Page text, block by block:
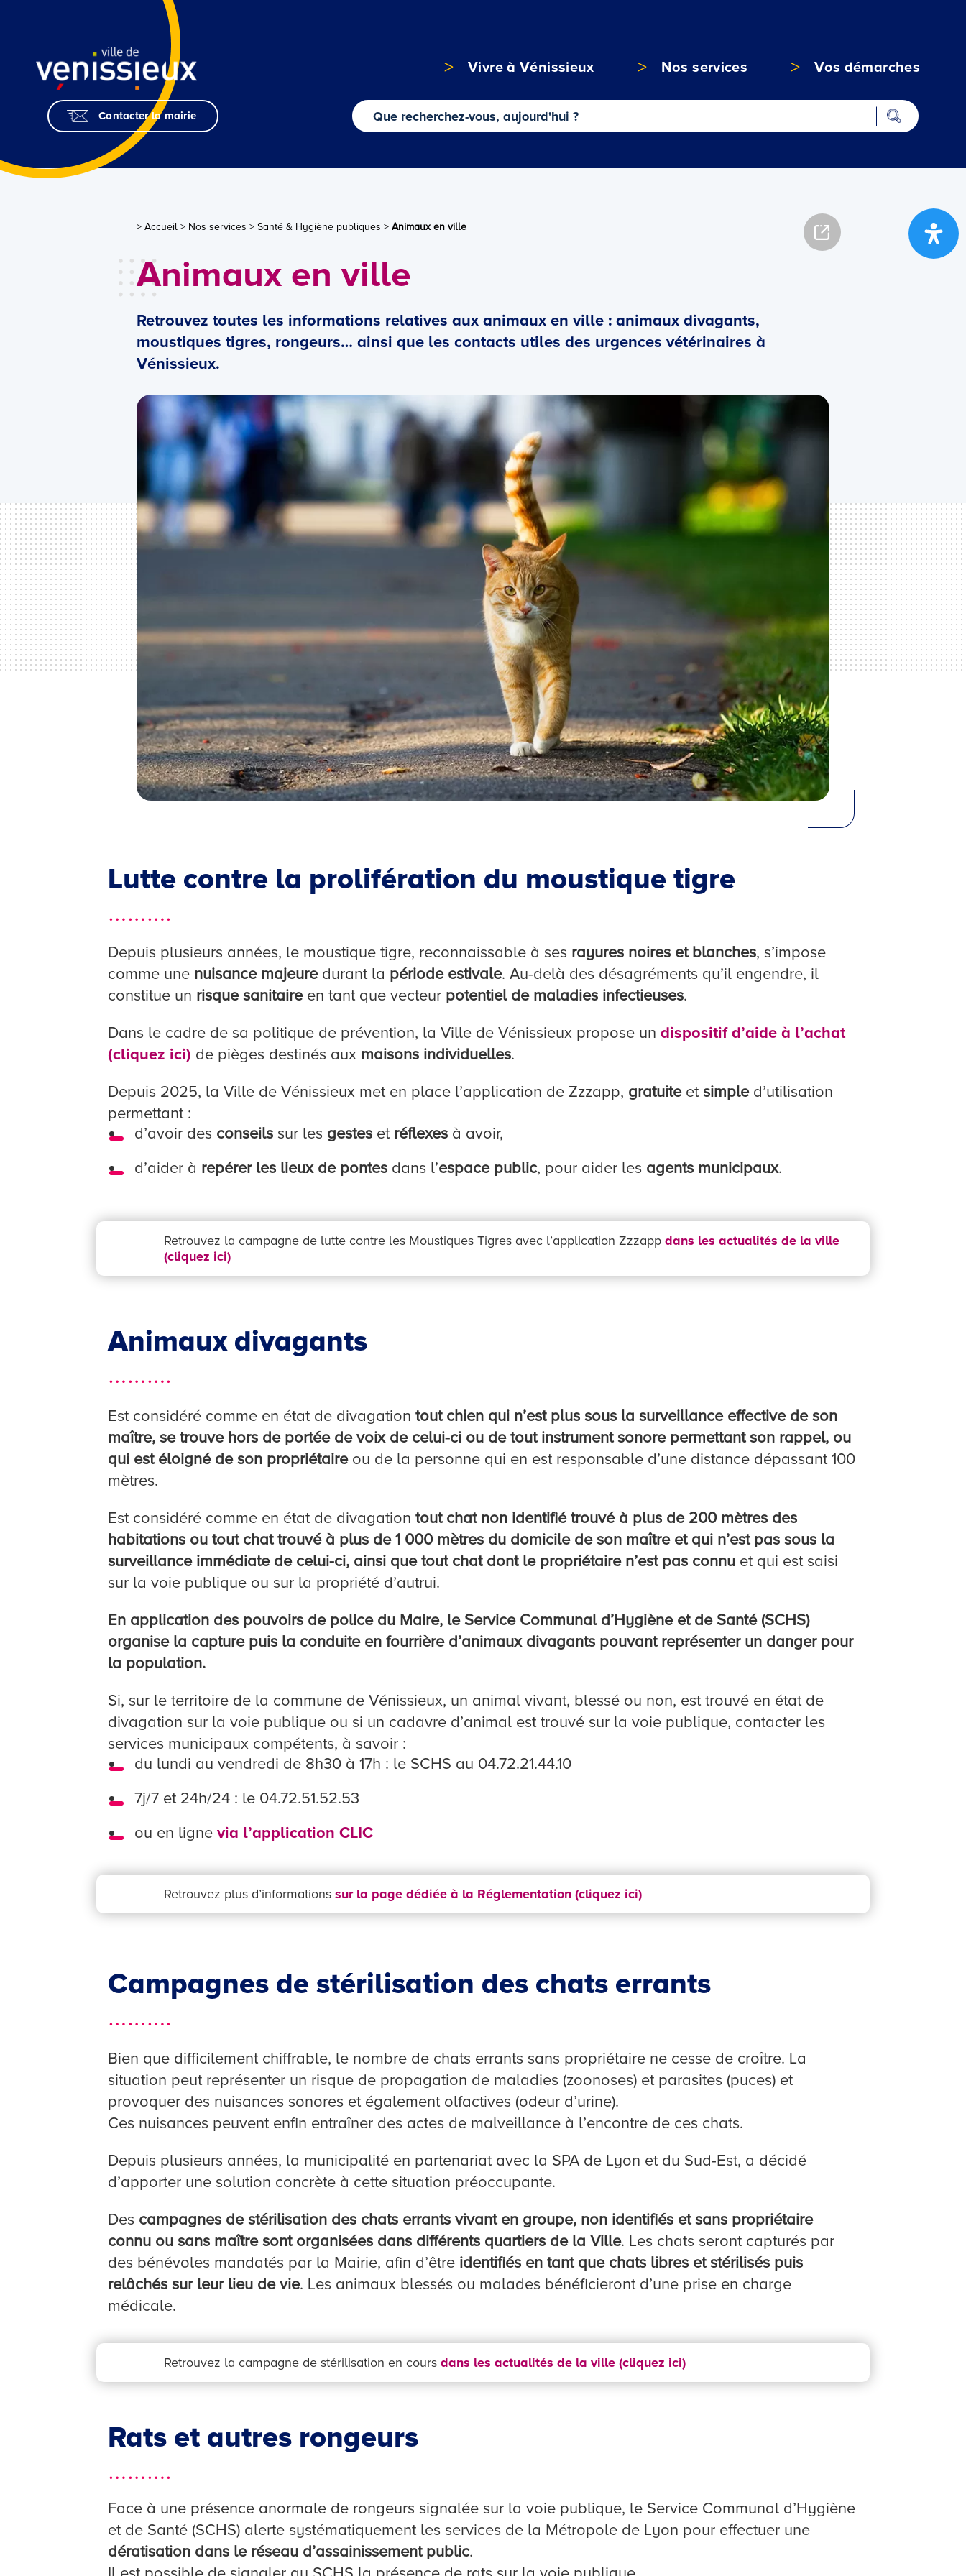
Vivre à Vénissieux Nos services Vos démarches
Contacter la mairie
> Accueil > Nos services >Santé & Hygiène publiques >Animaux en ville
Animaux en ville
Retrouvez toutes les informations relatives aux animaux en ville : animaux divagants,
moustiques tigres, rongeurs… ainsi que les contacts utiles des urgences vétérinaires à
Vénissieux.
Lutte contre la prolifération du moustique tigre
……….
Depuis plusieurs années, le moustique tigre, reconnaissable à ses rayures noires et blanches, s’impose
comme une nuisance majeuredurant la période estivale. Au-delà des désagréments qu’il engendre, il
constitue un risque sanitaireen tant que vecteur potentiel de maladies infectieuses.
Dans le cadre de sa politique de prévention, la Ville de Vénissieux propose undispositif d’aide à l’achat
(cliquez ici) de pièges destinés aux maisons individuelles.
Depuis 2025, la Ville de Vénissieux met en place l’application de Zzzapp, gratuiteetsimpled’utilisation
permettant :
d’avoir des conseils sur les gestes et réflexes à avoir,
d’aider à repérer les lieux de pontes dans l’espace public, pour aider les agents municipaux.
Retrouvez la campagne de lutte contre les Moustiques Tigres avec l’application Zzzappdans les actualités de la ville
(cliquez ici)
Animaux divagants
……….
Est considéré comme en état de divagationtout chien qui n’est plus sous la surveillance effective de son
maître, se trouve hors de portée de voix de celui-ci ou de tout instrument sonore permettant son rappel, ou
qui est éloigné de son propriétaireou de la personne qui en est responsable d’une distance dépassant 100
mètres.
Est considéré comme en état de divagationtout chat non identifié trouvé à plus de 200 mètres des
habitations ou tout chat trouvé à plus de 1 000 mètres du domicile de son maître et qui n’est pas sous la
surveillance immédiate de celui-ci, ainsi que tout chat dont le propriétaire n’est pas connu et qui est saisi
sur la voie publique ou sur la propriété d’autrui.
En application des pouvoirs de police du Maire, le Service Communal d’Hygiène et de Santé (SCHS)
organise la capture puis la conduite en fourrière d’animaux divagants pouvant représenter un danger pour
la population.
Si, sur le territoire de la commune de Vénissieux, un animal vivant, blessé ou non, est trouvé en état de
divagation sur la voie publique ou si un cadavre d’animal est trouvé sur la voie publique, contacter les
services municipaux compétents, à savoir :
du lundi au vendredi de 8h30 à 17h : le SCHS au 04.72.21.44.10
7j/7 et 24h/24 : le 04.72.51.52.53
ou en lignevia l’application CLIC
Retrouvez plus d’informationssur la page dédiée à la Réglementation (cliquez ici)
Campagnes de stérilisation des chats errants
……….
Bien que difficilement chiffrable, le nombre de chats errants sans propriétaire ne cesse de croître. La
situation peut représenter un risque de propagation de maladies (zoonoses) et parasites (puces) et
provoquer des nuisances sonores et également olfactives (odeur d’urine).
Ces nuisances peuvent enfin entraîner des actes de malveillance à l’encontre de ces chats.
Depuis plusieurs années, la municipalité en partenariat avec la SPA de Lyon et du Sud-Est, a décidé
d’apporter une solution concrète à cette situation préoccupante.
Des campagnes de stérilisation des chats errants vivant en groupe, non identifiés et sans propriétaire
connu ou sans maître sont organisées dans différents quartiers de la Ville. Les chats seront capturés par
des bénévoles mandatés par la Mairie, afin d’être identifiés en tant que chats libres et stérilisés puis
relâchés sur leur lieu de vie. Les animaux blessés ou malades bénéficieront d’une prise en charge
médicale.
Retrouvez la campagne de stérilisation en coursdans les actualités de la ville (cliquez ici)
Rats et autres rongeurs
……….
Face à une présence anormale de rongeurs signalée sur la voie publique, le Service Communal d’Hygiène
et de Santé (SCHS) alerte systématiquement les services de la Métropole de Lyon pour effectuer une
dératisation dans le réseau d’assainissement public.